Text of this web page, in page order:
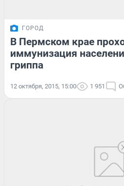
ГОРОД
В Пермском крае
иммунизация
гриппа
12 октября, 2015, 15:00 1 951